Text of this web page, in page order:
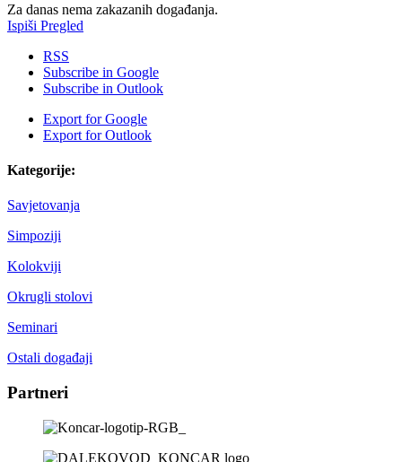
Za danas nema zakazanih događanja.
Ispiši Pregled
RSS
Subscribe in Google
Subscribe in Outlook
Export forGoogle
Export forOutlook
Kategorije:
Savjetovanja
Simpoziji
Kolokviji
Okrugli stolovi
Seminari
Ostali događaji
Partneri